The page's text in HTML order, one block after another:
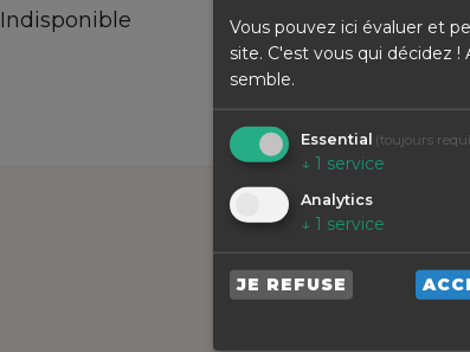
Indisponible
Vous pouvez ici évaluer et
site. C'est vous qui décidez
semble.
Essential (toujours
↓ 1 service
Analytics
↓ 1 service
JE REFUSE